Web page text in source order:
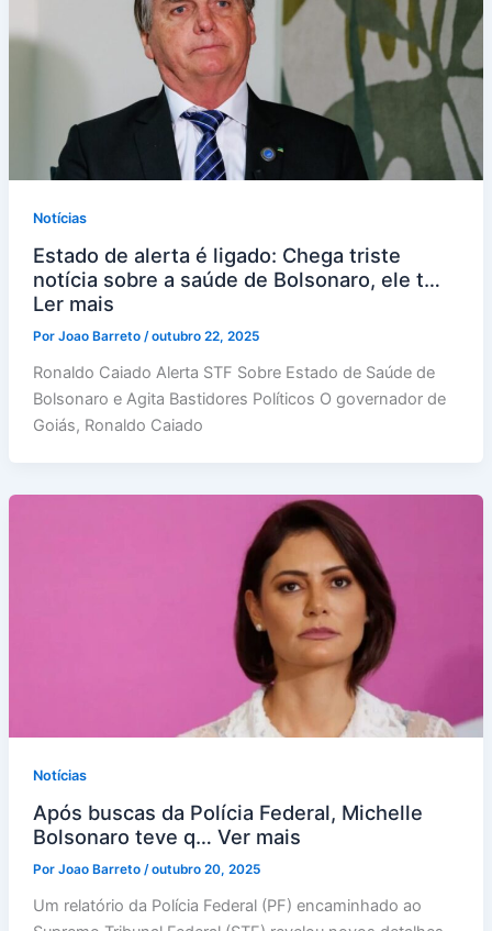
Notícias
Estado de alerta é ligado: Chega triste
notícia sobre a saúde de Bolsonaro, ele t…
Ler mais
Por Joao Barreto /outubro 22, 2025
Ronaldo Caiado Alerta STF Sobre Estado de Saúde de
Bolsonaro e Agita Bastidores Políticos O governador de
Goiás, Ronaldo Caiado
Notícias
Após buscas da Polícia Federal, Michelle
Bolsonaro teve q… Ver mais
Por Joao Barreto /outubro 20, 2025
Um relatório da Polícia Federal (PF) encaminhado ao